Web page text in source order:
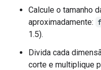
Calcule o tamanho
aproximadamente:
1.5).
Divida cada
corte e multiplique